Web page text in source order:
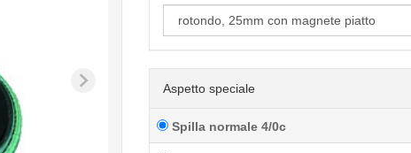
Aspetto speciale
Spilla normale 4/0c